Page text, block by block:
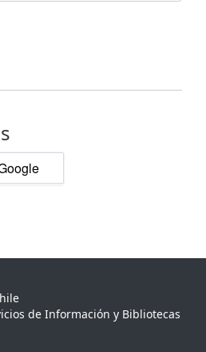
de Información y Bibliotecas